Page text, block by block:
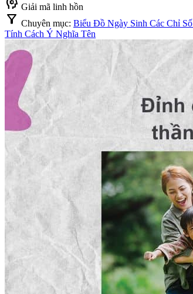
Giải mã linh hồn
filter_alt Chuyên mục: Biểu Đồ Ngày Sinh Các Chỉ Số
Tính Cách Ý Nghĩa Tên